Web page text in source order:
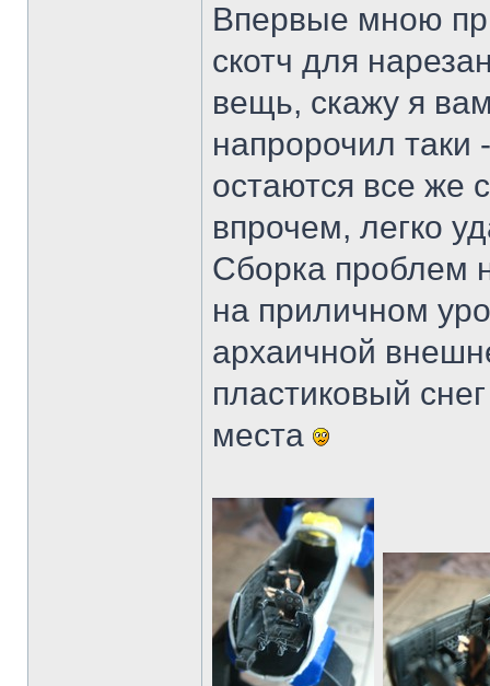
Впервые мною
скотч для
вещь, скажу я
напророчил таки
остаются все же
впрочем, легко
Сборка проблем
на приличном
архаичной
пластиковый
места